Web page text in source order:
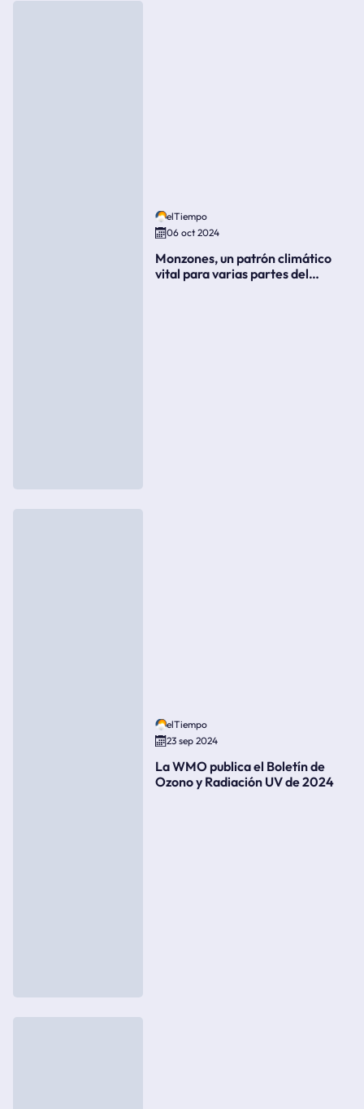
elTiempo
06 oct 2024
Monzones, un patrón climático
vital para varias partes del
elTiempo
23 sep 2024
La WMO publica el Boletín de
Ozono y Radiación UV de 2024